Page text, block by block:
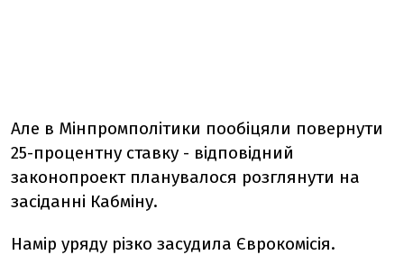
Але в Мінпромполітики пообіцяли повернути
25-процентну ставку - відповідний
законопроект планувалося розглянути на
засіданні Кабміну.
Намір уряду різко засудила Єврокомісія.